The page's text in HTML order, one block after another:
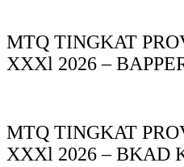
MTQ TINGKAT
XXXl 2026 –
MTQ TINGKAT
XXXl 2026 – BKAD